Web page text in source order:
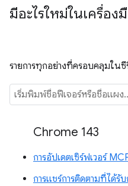
มีอะไรใหม่ในเครื่อ
รายการทุกอย่างที่ครอบคลุมในซี
Chrome 143
การอัปเดตเซิร์ฟเวอร์
การแชร์การติดตามที่ได้รั